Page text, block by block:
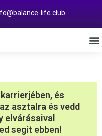
life.club
és
asztalra és vedd
elvárásaival
segít ebben!